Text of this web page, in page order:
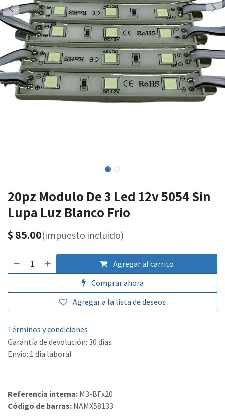
20pz Modulo De 3 Led 12v 5054 Sin
Lupa Luz Blanco Frio
$ 85.00(impuesto incluido)
Agregar al carrito
Comprar ahora
Agregar a la lista de deseos
Términos y condiciones
Garantía de devolución: 30 días
Envío: 1 día laboral
Referencia interna: M3-BFx20
Código de barras: NAMX58133